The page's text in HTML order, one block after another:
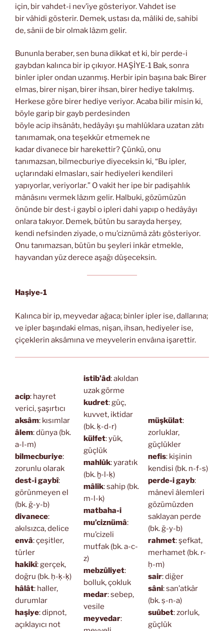
için, bir vahdet-i nev’iye gösteriyor. Vahdet ise
bir vâhidi gösterir. Demek, ustası da, mâliki de, sahibi
de, sânii de bir olmak lâzım gelir.
Bununla beraber, sen buna dikkat et ki, bir perde-i
gaybdan kalınca bir ip çıkıyor. HAŞİYE-1 Bak, sonra
binler ipler ondan uzanmış. Herbir ipin başına bak: Birer
elmas, birer nişan, birer ihsan, birer hediye takılmış.
Herkese göre birer hediye veriyor. Acaba bilir misin ki,
böyle garip bir gayb perdesinden
böyle acip ihsânâtı, hedâyâyı şu mahlûklara uzatan zâtı
tanımamak, ona teşekkür etmemek ne
kadar divanece bir harekettir? Çünkü, onu
tanımazsan, bilmecburiye diyeceksin ki, “Bu ipler,
uçlarındaki elmasları, sair hediyeleri kendileri
yapıyorlar, veriyorlar.” O vakit her ipe bir padişahlık
mânâsını vermek lâzım gelir. Halbuki, gözümüzün
önünde bir dest-i gaybî o ipleri dahi yapıp o hedâyâyı
onlara takıyor. Demek, bütün bu sarayda herşey,
kendi nefsinden ziyade, o mu’ciznümâ zâtı gösteriyor.
Onu tanımazsan, bütün bu şeyleri inkâr etmekle,
hayvandan yüz derece aşağı düşeceksin.
Haşiye-1
Kalınca bir ip, meyvedar ağaca; binler ipler ise, dallarına;
ve ipler başındaki elmas, nişan, ihsan, hediyeler ise,
çiçeklerin aksâmına ve meyvelerin envâına işarettir.
acip: hayret
verici, şaşırtıcı
aksâm: kısımlar
âlem: dünya (bk.
a-l-m)
bilmecburiye:
zorunlu olarak
dest-i gaybî:
görünmeyen el
(bk. ğ-y-b)
divanece:
akılsızca, delice
envâ: çeşitler,
türler
hakikî: gerçek,
doğru (bk. ḥ-ḳ-ḳ)
hâlât: haller,
durumlar
haşiye: dipnot,
açıklayıcı not
istib’âd: akıldan
uzak görme
kudret: güç,
kuvvet, iktidar
(bk. ḳ-d-r)
külfet: yük,
güçlük
mahlûk: yaratık
(bk. ḫ-l-ḳ)
mâlik: sahip (bk.
m-l-k)
matbaha-i
mu’ciznümâ:
mu’cizeli
mutfak (bk. a-c-
z)
mebzûliyet:
bolluk, çokluk
medar: sebep,
vesile
meyvedar:
müşkülat:
zorluklar,
güçlükler
nefis: kişinin
kendisi (bk. n-f-s)
perde-i gayb:
mânevî âlemleri
gözümüzden
saklayan perde
(bk. ğ-y-b)
rahmet: şefkat,
merhamet (bk. r-
ḥ-m)
sair: diğer
sâni: san’atkâr
(bk. ṣ-n-a)
suûbet: zorluk,
güçlük